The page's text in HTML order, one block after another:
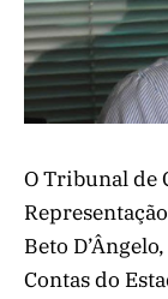
O Tribunal de
Beto
Contas do